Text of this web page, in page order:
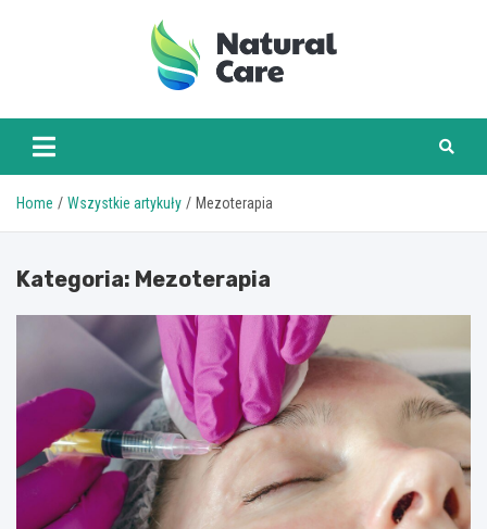
naturalcare.pl
Home Wszystkie artykuły Mezoterapia
Kategoria: Mezoterapia